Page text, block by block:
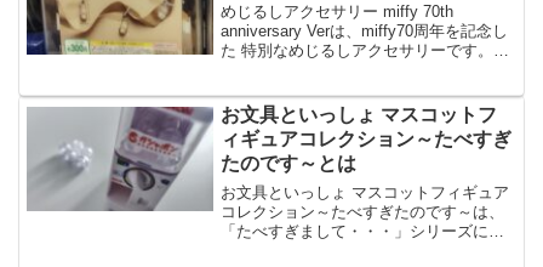
めじるしアクセサリー miffy 70th
anniversary Verは、miffy70周年を記念し
た 特別なめじるしアクセサリーです。め
のカ...
お文具といっしょ マスコットフ
ィギュアコレクション～たべすぎ
たのです～とは
お文具といっしょ マスコットフィギュア
コレクション～たべすぎたのです～は、
「たべすぎまして・・・」シリーズに登